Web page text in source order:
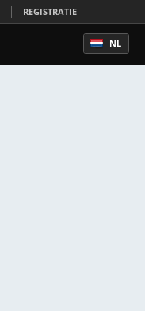
REGISTRATIE
NL